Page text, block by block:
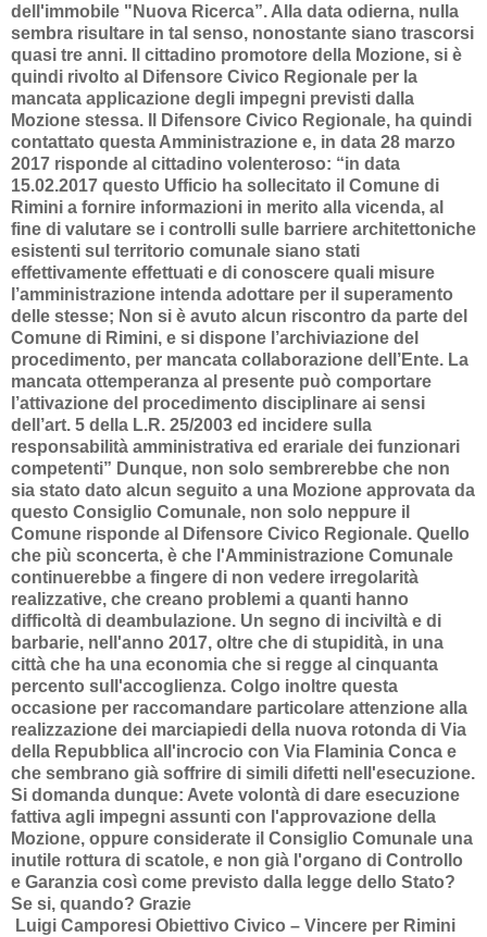
dell'immobile "Nuova Ricerca”. Alla data odierna, nulla
sembra risultare in tal senso, nonostante siano trascorsi
quasi tre anni. Il cittadino promotore della Mozione, si è
quindi rivolto al Difensore Civico Regionale per la
mancata applicazione degli impegni previsti dalla
Mozione stessa. Il Difensore Civico Regionale, ha quindi
contattato questa Amministrazione e, in data 28 marzo
2017 risponde al cittadino volenteroso: “in data
15.02.2017 questo Ufficio ha sollecitato il Comune di
Rimini a fornire informazioni in merito alla vicenda, al
fine di valutare se i controlli sulle barriere architettoniche
esistenti sul territorio comunale siano stati
effettivamente effettuati e di conoscere quali misure
l’amministrazione intenda adottare per il superamento
delle stesse; Non si è avuto alcun riscontro da parte del
Comune di Rimini, e si dispone l’archiviazione del
procedimento, per mancata collaborazione dell’Ente. La
mancata ottemperanza al presente può comportare
l’attivazione del procedimento disciplinare ai sensi
dell’art. 5 della L.R. 25/2003 ed incidere sulla
responsabilità amministrativa ed erariale dei funzionari
competenti” Dunque, non solo sembrerebbe che non
sia stato dato alcun seguito a una Mozione approvata da
questo Consiglio Comunale, non solo neppure il
Comune risponde al Difensore Civico Regionale. Quello
che più sconcerta, è che l'Amministrazione Comunale
continuerebbe a fingere di non vedere irregolarità
realizzative, che creano problemi a quanti hanno
difficoltà di deambulazione. Un segno di inciviltà e di
barbarie, nell'anno 2017, oltre che di stupidità, in una
città che ha una economia che si regge al cinquanta
percento sull'accoglienza. Colgo inoltre questa
occasione per raccomandare particolare attenzione alla
realizzazione dei marciapiedi della nuova rotonda di Via
della Repubblica all'incrocio con Via Flaminia Conca e
che sembrano già soffrire di simili difetti nell'esecuzione.
Si domanda dunque: Avete volontà di dare esecuzione
fattiva agli impegni assunti con l'approvazione della
Mozione, oppure considerate il Consiglio Comunale una
inutile rottura di scatole, e non già l'organo di Controllo
e Garanzia così come previsto dalla legge dello Stato?
Se si, quando? Grazie
Luigi Camporesi Obiettivo Civico – Vincere per Rimini